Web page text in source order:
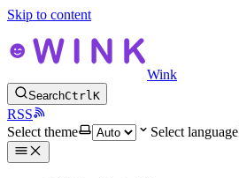
Skip to content
Wink
SearchCtrlK
RSS
Select theme
Select language